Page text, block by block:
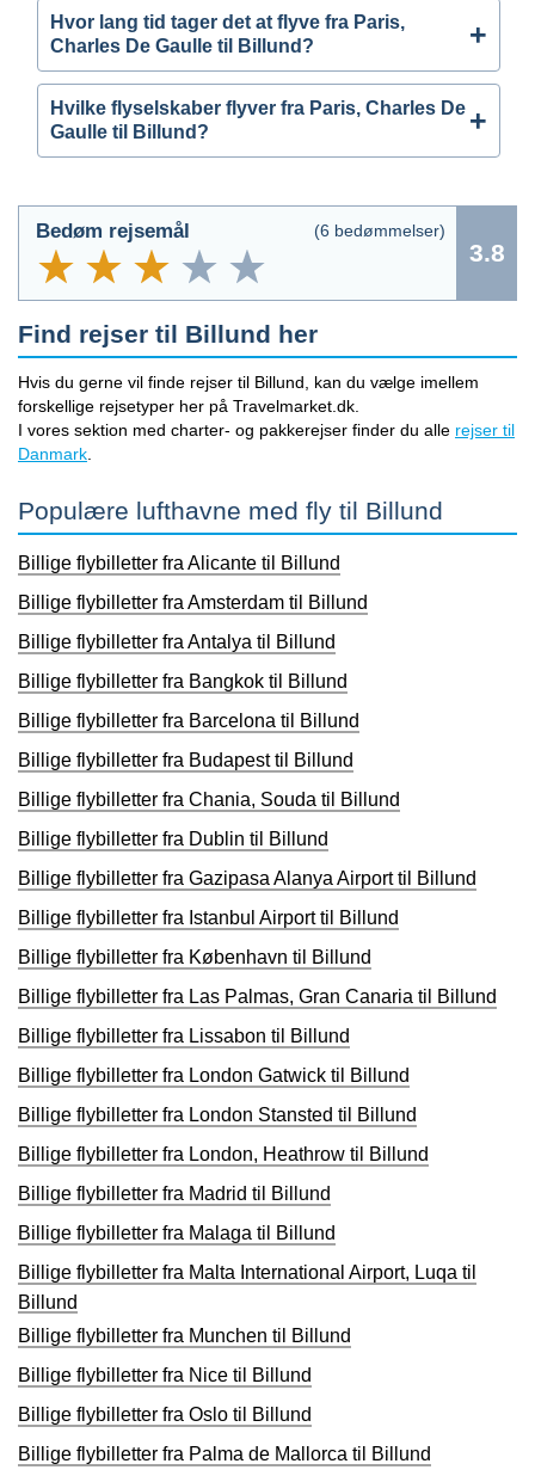
Hvor lang tid tager det at flyve fra Paris,
Charles De Gaulle til Billund?
Hvilke flyselskaber flyver fra Paris, Charles De
Gaulle til Billund?
Bedøm rejsemål (6 bedømmelser)
3.8
Find rejser til Billund her
Hvis du gerne vil finde rejser til Billund, kan du vælge imellem
forskellige rejsetyper her på Travelmarket.dk.
I vores sektion med charter- og pakkerejser finder du alle rejser til
Danmark
Populære lufthavne med fly til Billund
Billige flybilletter fra Alicante til Billund
Billige flybilletter fra Amsterdam til Billund
Billige flybilletter fra Antalya til Billund
Billige flybilletter fra Bangkok til Billund
Billige flybilletter fra Barcelona til Billund
Billige flybilletter fra Budapest til Billund
Billige flybilletter fra Chania, Souda til Billund
Billige flybilletter fra Dublin til Billund
Billige flybilletter fra Gazipasa Alanya Airport til Billund
Billige flybilletter fra Istanbul Airport til Billund
Billige flybilletter fra København til Billund
Billige flybilletter fra Las Palmas, Gran Canaria til Billund
Billige flybilletter fra Lissabon til Billund
Billige flybilletter fra London Gatwick til Billund
Billige flybilletter fra London Stansted til Billund
Billige flybilletter fra London, Heathrow til Billund
Billige flybilletter fra Madrid til Billund
Billige flybilletter fra Malaga til Billund
Billige flybilletter fra Malta International Airport, Luqa til
Billund
Billige flybilletter fra Munchen til Billund
Billige flybilletter fra Nice til Billund
Billige flybilletter fra Oslo til Billund
Billige flybilletter fra Palma de Mallorca til Billund